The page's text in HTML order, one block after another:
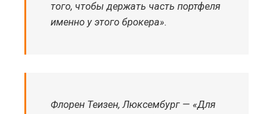
того, чтобы держать часть портфеля
именно у этого брокера».
Флорен Теизен, Люксембург — «Для